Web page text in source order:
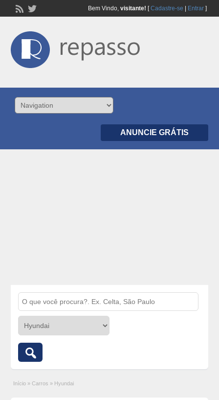
Bem Vindo, visitante! [Cadastre-se Entrar]
ANUNCIE GRÁTIS
Início » Carros » Hyundai